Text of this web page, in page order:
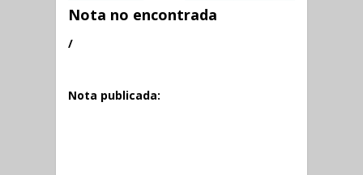
Nota no encontrada
/
Nota publicada: